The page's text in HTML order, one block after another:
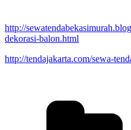
http://
dekorasi-balon.html
http://tendajakarta.com/sewa-